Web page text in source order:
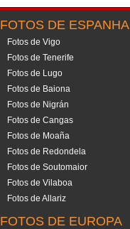
FOTOS DE ESPANHA
Fotos de Vigo
Fotos de Tenerife
Fotos de Lugo
Fotos de Baiona
Fotos de Nigrán
Fotos de Cangas
Fotos de Moaña
Fotos de Redondela
Fotos de Soutomaior
Fotos de Vilaboa
Fotos de Allariz
FOTOS DE EUROPA